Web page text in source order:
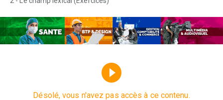
Désolé, vous n'avez pas accès à ce contenu.